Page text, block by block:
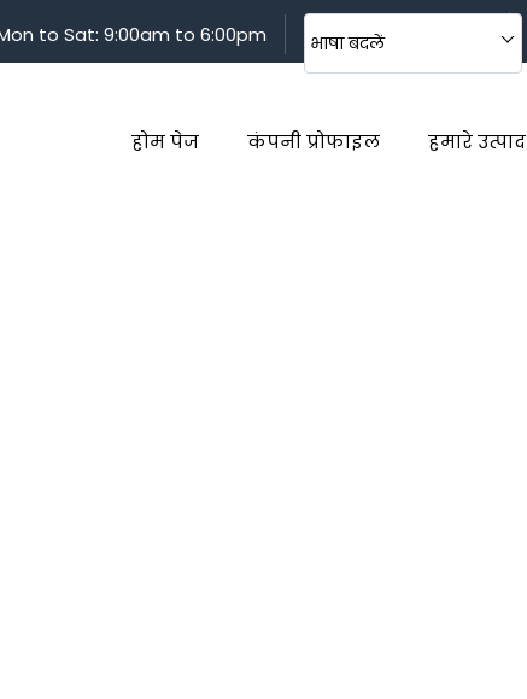
भाषा बदलें
to Sat: 9:00am to 6:00pm
होम पेज कंपनी प्रोफाइल हमारे उत्पाद